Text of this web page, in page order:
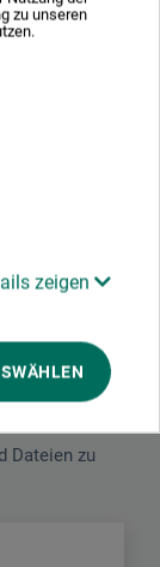
zu unseren
zeigen
Liner,
on, 2-
3-on.
Dateien zu